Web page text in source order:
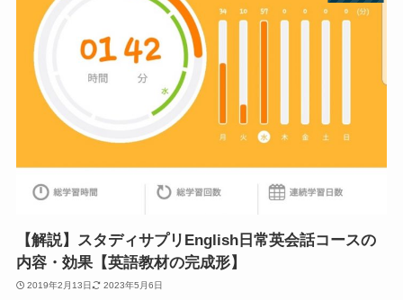
【解説】スタディサプリEnglish日常英会話コースの
内容・効果【英語教材の完成形】
2019年2月13日 2023年5月6日